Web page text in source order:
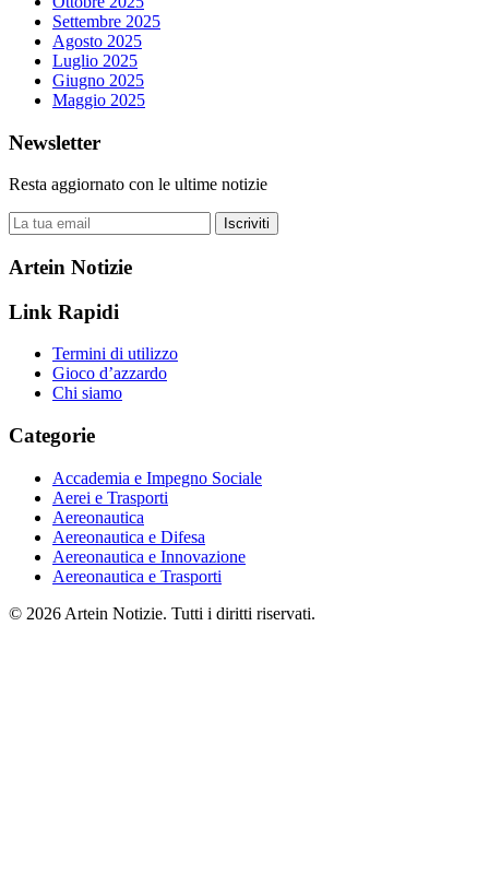
Settembre 2025
Agosto 2025
Luglio 2025
Giugno 2025
Maggio 2025
Newsletter
Resta aggiornato con le ultime notizie
Iscriviti
Artein Notizie
Link Rapidi
Termini di utilizzo
Gioco d’azzardo
Chi siamo
Categorie
Accademia e Impegno Sociale
Aerei e Trasporti
Aereonautica
Aereonautica e Difesa
Aereonautica e Innovazione
Aereonautica e Trasporti
© 2026 Artein Notizie. Tutti i diritti riservati.